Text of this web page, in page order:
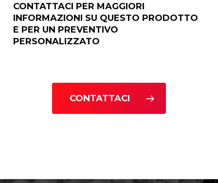
CONTATTACI PER MAGGIORI
INFORMAZIONI SU QUESTO PRODOTTO
E PER UN PREVENTIVO
PERSONALIZZATO
CONTATTACI